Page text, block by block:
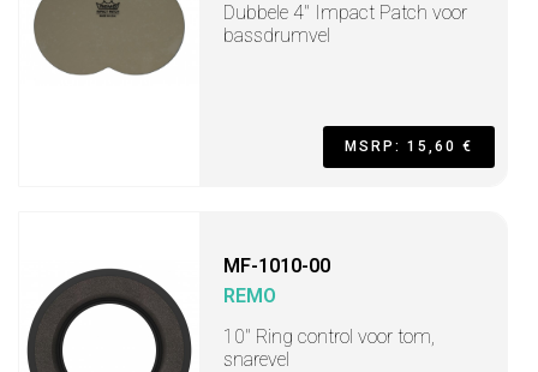
Dubbele 4" Impact Patch voor
bassdrumvel
MSRP: 15,60 €
MF-1010-00
REMO
10" Ring control voor tom,
snarevel